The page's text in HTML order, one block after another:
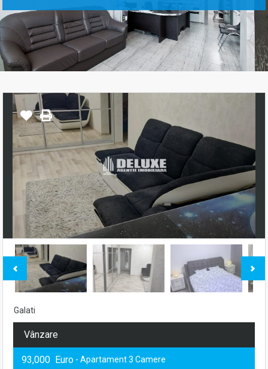
Galati
Vânzare
93,000 Euro - Apartament 3 Camere